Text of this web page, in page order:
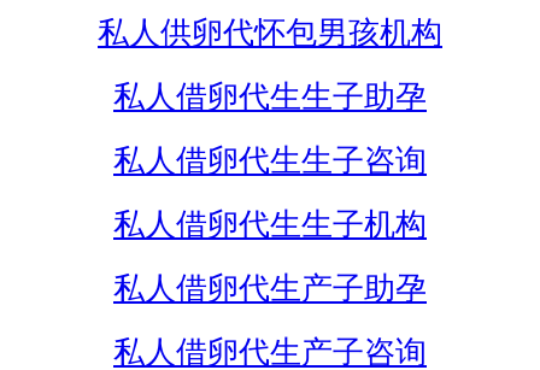
私人供卵代怀包男孩机构
私人借卵代生生子助孕
私人借卵代生生子咨询
私人借卵代生生子机构
私人借卵代生产子助孕
私人借卵代生产子咨询